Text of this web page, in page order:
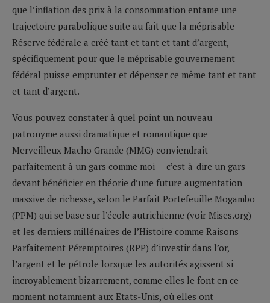
que l’inflation des prix à la consommation entame une
trajectoire parabolique suite au fait que la méprisable
Réserve fédérale a créé tant et tant et tant d’argent,
spécifiquement pour que le méprisable gouvernement
fédéral puisse emprunter et dépenser ce même tant et tant
et tant d’argent.
Vous pouvez constater à quel point un nouveau
patronyme aussi dramatique et romantique que
Merveilleux Macho Grande (MMG) conviendrait
parfaitement à un gars comme moi — c’est-à-dire un gars
devant bénéficier en théorie d’une future augmentation
massive de richesse, selon le Parfait Portefeuille Mogambo
(PPM) qui se base sur l’école autrichienne (voir Mises.org)
et les derniers millénaires de l’Histoire comme Raisons
Parfaitement Péremptoires (RPP) d’investir dans l’or,
l’argent et le pétrole lorsque les autorités agissent si
incroyablement bizarrement, comme elles le font en ce
moment notamment aux Etats-Unis, où elles ont